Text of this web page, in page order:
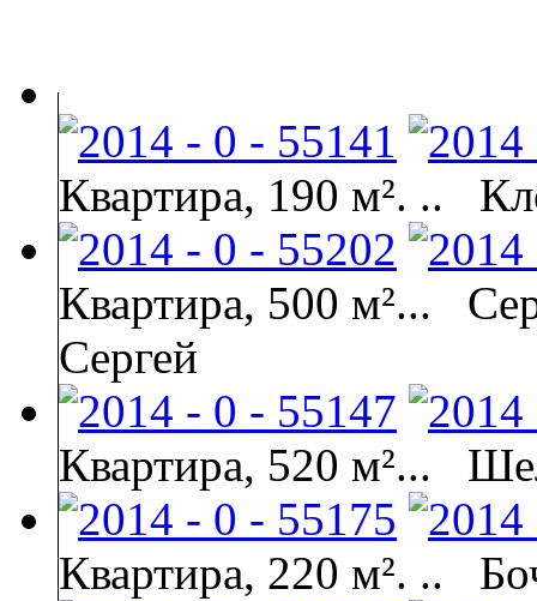
Квартира, 190 м². ..
Квартира, 500 м²...
Сергей
Квартира, 520 м²...
Квартира, 220 м². ..